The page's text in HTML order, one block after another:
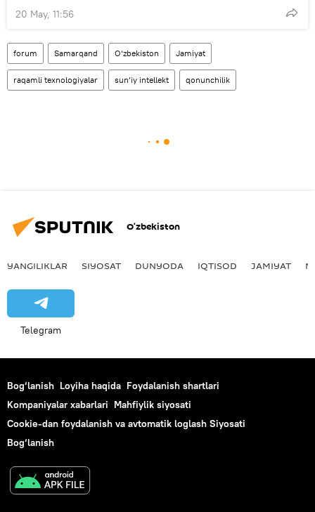
20 May, 11:56
forum Samarqand O‘zbekiston Jamiyat
raqamli texnologiyalar sun’iy intellekt qonunchilik
O‘zbekiston
YANGILIKLAR SIYOSAT DUNYODA IQTISOD JAMIYAT
Telegram
Bog‘lanish Loyiha haqida Foydalanish shartlari
Kompaniyalar xabarlari Mahfiylik siyosati
Cookie-dan foydalanish va avtomatik loglash Siyosati
Bog‘lanish